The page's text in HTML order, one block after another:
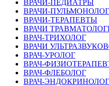
ВРАЧИ-ПЕДИАТРЫ
ВРАЧИ-
ВРАЧИ-ТЕРАПЕВТЫ
ВРАЧИ
ВРАЧ-ТРИХОЛОГ
ВРАЧИ
ВРАЧ-УРОЛОГ
ВРАЧ-
ВРАЧ-ФЛЕБОЛОГ
ВРАЧ-ЭНДОКРИНОЛОГ